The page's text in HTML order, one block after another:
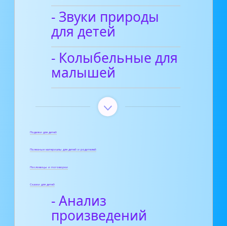
- Звуки природы
для детей
- Колыбельные для
малышей
Поделки для детей
Полезные материалы для детей и родителей
Пословицы и поговорки
Сказки для детей
- Анализ
произведений